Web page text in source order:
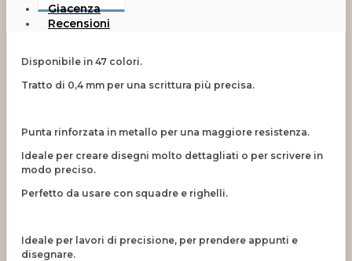
Giacenza
Recensioni
Disponibile in 47 colori.
Tratto di 0,4 mm per una scrittura più precisa.
Punta rinforzata in metallo per una maggiore resistenza.
Ideale per creare disegni molto dettagliati o per scrivere in
modo preciso.
Perfetto da usare con squadre e righelli.
Ideale per lavori di precisione, per prendere appunti e
disegnare.